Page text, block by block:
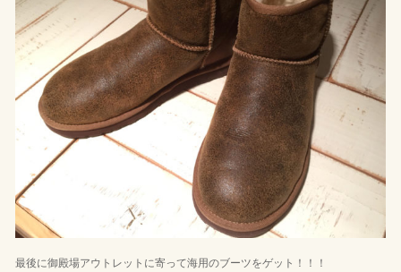
最後に御殿場アウトレットに寄って海用のブーツをゲット！！！